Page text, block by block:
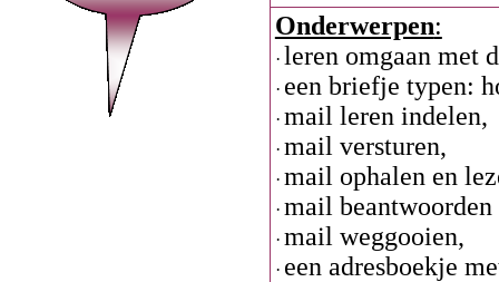
Onderwerpen:
· leren omgaan met
· een briefje typen:
· mail leren indelen,
· mail versturen,
· mail ophalen en
· mail
· mail weggooien,
· een adresboekje